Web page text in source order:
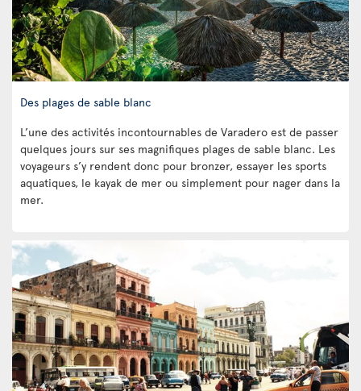
Des plages de sable blanc
L’une des activités incontournables de Varadero est de passer
quelques jours sur ses magnifiques plages de sable blanc. Les
voyageurs s’y rendent donc pour bronzer, essayer les sports
aquatiques, le kayak de mer ou simplement pour nager dans la
mer.